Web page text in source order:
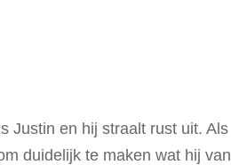
Justin en hij straalt rust uit. Als
duidelijk te maken wat hij van